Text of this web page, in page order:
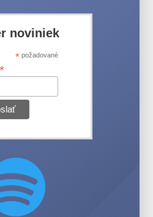
noviniek
*požadované
*